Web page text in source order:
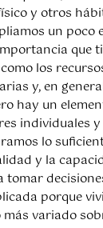
y otros
un poco
que
los
y, en
hay un
individuales y
lo
y la
porque
más variado